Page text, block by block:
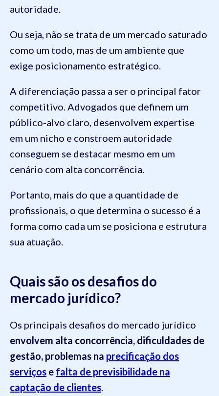
autoridade.
Ou seja, não se trata de um mercado saturado
como um todo, mas de um ambiente que
exige posicionamento estratégico.
A diferenciação passa a ser o principal fator
competitivo. Advogados que definem um
público-alvo claro, desenvolvem expertise
em um nicho e constroem autoridade
conseguem se destacar mesmo em um
cenário com alta concorrência.
Portanto, mais do que a quantidade de
profissionais, o que determina o sucesso é a
forma como cada um se posiciona e estrutura
sua atuação.
Quais são os desafios do
mercado jurídico?
Os principais desafios do mercado jurídico
envolvem alta concorrência, dificuldades de
gestão, problemas na precificação dos
serviços e falta de previsibilidade na
captação de clientes.